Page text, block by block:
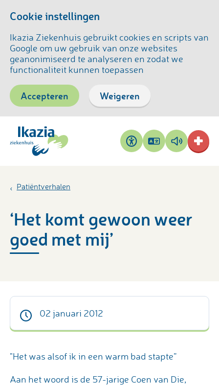
Cookie instellingen
Ikazia Ziekenhuis gebruikt cookies en scripts van
Google om uw gebruik van onze websites
geanonimiseerd te analyseren en zodat we
functionaliteit kunnen toepassen
Accepteren Weigeren
Toegankelijkheid
Pagina
vertalen
Pagina
voorlezen
Patiëntverhalen
‘Het komt gewoon weer
goed met mij’
02 januari 2012
"Het was alsof ik in een warm bad stapte”
Aan het woord is de 57-jarige Coen van Die,